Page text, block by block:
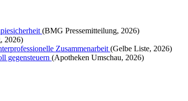
(BMG Pressemitteilung, 2026)
2026)
Zusammenarbeit (Gelbe Liste, 2026)
gegensteuern (Apotheken Umschau, 2026)